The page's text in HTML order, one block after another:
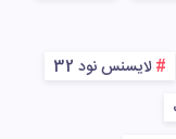
لایسنس نود 32